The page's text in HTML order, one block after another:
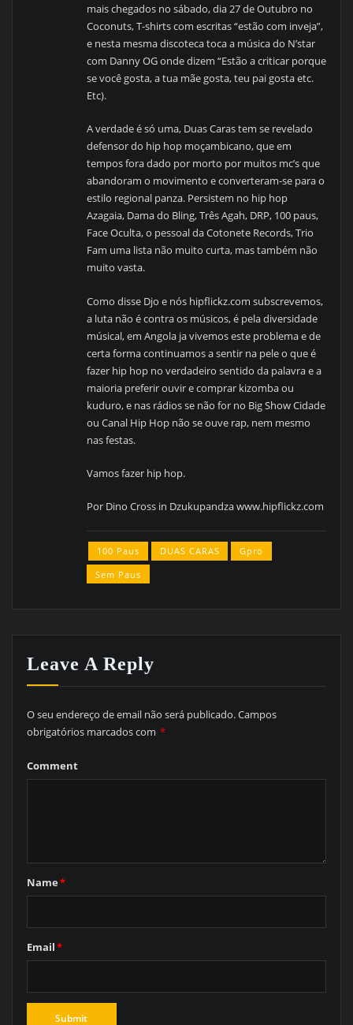
mais chegados no sábado, dia 27 de Outubro no
Coconuts, T-shirts com escritas “estão com inveja”,
e nesta mesma discoteca toca a música do N’star
com Danny OG onde dizem “Estão a criticar porque
se você gosta, a tua mãe gosta, teu pai gosta etc.
Etc).
A verdade é só uma, Duas Caras tem se revelado
defensor do hip hop moçambicano, que em
tempos fora dado por morto por muitos mc’s que
abandoram o movimento e converteram-se para o
estilo regional panza. Persistem no hip hop
Azagaia, Dama do Bling, Três Agah, DRP, 100 paus,
Face Oculta, o pessoal da Cotonete Records, Trio
Fam uma lista não muito curta, mas também não
muito vasta.
Como disse Djo e nós hipflickz.com subscrevemos,
a luta não é contra os músicos, é pela diversidade
músical, em Angola ja vivemos este problema e de
certa forma continuamos a sentir na pele o que é
fazer hip hop no verdadeiro sentido da palavra e a
maioria preferir ouvir e comprar kizomba ou
kuduro, e nas rádios se não for no Big Show Cidade
ou Canal Hip Hop não se ouve rap, nem mesmo
nas festas.
Vamos fazer hip hop.
Por Dino Cross in Dzukupandza www.hipflickz.com
100 Paus DUAS CARAS
Gpro
Sem Paus
Leave A Reply
O seu endereço de email não será publicado.Campos
obrigatórios marcados com *
Comment
Name*
Email*